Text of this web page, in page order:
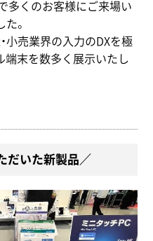
多くのお客様にご来場い
。
小売業界の入力のDXを極
端末を数多く展示いたし
だいた新製品／